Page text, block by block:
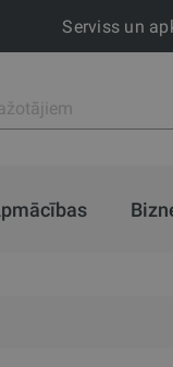
Serviss un